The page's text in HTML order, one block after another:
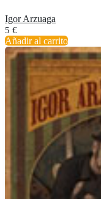
Igor Arzuaga
5 €
Añadir al carrito